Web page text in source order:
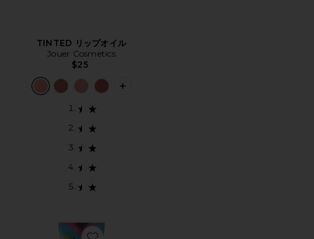
TINTED リップオイル
Jouer Cosmetics
$25
PLUS ICON TO SEE MORE OPTIONS